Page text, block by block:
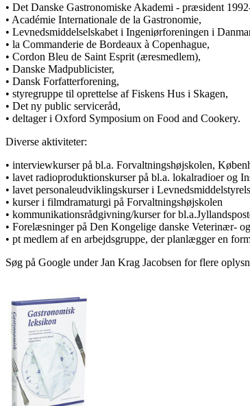
• Det Danske Gastronomiske Akademi - præsident
• Académie Internationale de la Gastronomie,
• Levnedsmiddelselskabet i Ingeniørforeningen i
• la Commanderie de Bordeaux à Copenhague,
• Cordon Bleu de Saint Esprit (æresmedlem),
• Danske Madpublicister,
• Dansk Forfatterforening,
• styregruppe til oprettelse af Fiskens Hus i Skagen,
• Det ny public serviceråd,
• deltager i Oxford Symposium on Food and Cookery.
Diverse aktiviteter:
• interviewkurser på bl.a. Forvaltningshøjskolen,
• lavet radioproduktionskurser på bl.a. lokalradioer og
• lavet personaleudviklingskurser i
• kurser i filmdramaturgi på Forvaltningshøjskolen
• kommunikationsrådgivning/kurser for
• Forelæsninger på Den Kongelige danske Veterinær-
• pt medlem af en arbejdsgruppe, der planlægger en
Søg på Google under Jan Krag Jacobsen for flere